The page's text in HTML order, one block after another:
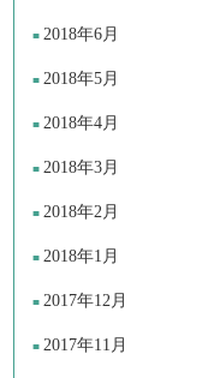
2018年6月
2018年5月
2018年4月
2018年3月
2018年2月
2018年1月
2017年12月
2017年11月